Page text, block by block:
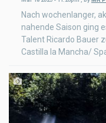
Nach wochenlanger,
nahende Saison ging
Talent Ricardo Bauer
Castilla la Mancha/